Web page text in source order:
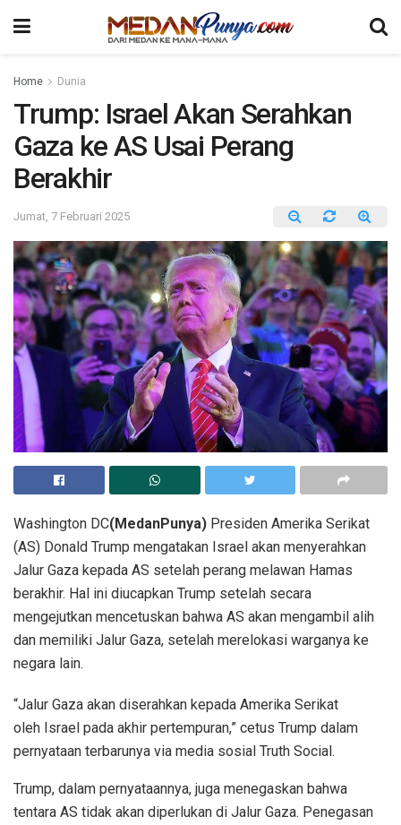
Home Dunia
Trump: Israel Akan Serahkan
Gaza ke AS Usai Perang
Berakhir
Jumat, 7 Februari 2025
Washington DC(MedanPunya) Presiden Amerika Serikat
(AS) Donald Trump mengatakan Israel akan menyerahkan
Jalur Gaza kepada AS setelah perang melawan Hamas
berakhir. Hal ini diucapkan Trump setelah secara
mengejutkan mencetuskan bahwa AS akan mengambil alih
dan memiliki Jalur Gaza, setelah merelokasi warganya ke
negara lain.
“Jalur Gaza akan diserahkan kepada Amerika Serikat
oleh Israel pada akhir pertempuran,” cetus Trump dalam
pernyataan terbarunya via media sosial Truth Social.
Trump, dalam pernyataannya, juga menegaskan bahwa
tentara AS tidak akan diperlukan di Jalur Gaza. Penegasan